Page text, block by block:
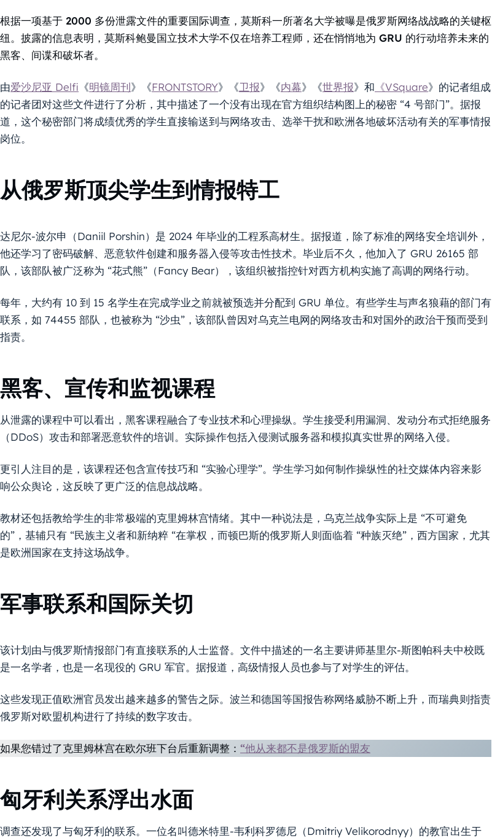
根据一项基于 2000 多份泄露文件的重要国际调查，莫斯科一所著名大学被曝是俄罗斯网络战战略的关键枢
纽。披露的信息表明，莫斯科鲍曼国立技术大学不仅在培养工程师，还在悄悄地为 GRU 的行动培养未来的
黑客、间谍和破坏者。
由爱沙尼亚 Delfi 《明镜周刊》《FRONTSTORY》《卫报》《内幕》《世界报》和 《VSquare》的记者组成
的记者团对这些文件进行了分析，其中描述了一个没有出现在官方组织结构图上的秘密 “4 号部门”。据报
道，这个秘密部门将成绩优秀的学生直接输送到与网络攻击、选举干扰和欧洲各地破坏活动有关的军事情报
岗位。
从俄罗斯顶尖学生到情报特工
达尼尔-波尔申（Daniil Porshin）是 2024 年毕业的工程系高材生。据报道，除了标准的网络安全培训外，
他还学习了密码破解、恶意软件创建和服务器入侵等攻击性技术。毕业后不久，他加入了 GRU 26165 部
队，该部队被广泛称为 “花式熊”（Fancy Bear），该组织被指控针对西方机构实施了高调的网络行动。
每年，大约有 10 到 15 名学生在完成学业之前就被预选并分配到 GRU 单位。有些学生与声名狼藉的部门有
联系，如 74455 部队，也被称为 “沙虫”，该部队曾因对乌克兰电网的网络攻击和对国外的政治干预而受到
指责。
黑客、宣传和监视课程
从泄露的课程中可以看出，黑客课程融合了专业技术和心理操纵。学生接受利用漏洞、发动分布式拒绝服务
（DDoS）攻击和部署恶意软件的培训。实际操作包括入侵测试服务器和模拟真实世界的网络入侵。
更引人注目的是，该课程还包含宣传技巧和 “实验心理学”。学生学习如何制作操纵性的社交媒体内容来影
响公众舆论，这反映了更广泛的信息战战略。
教材还包括教给学生的非常极端的克里姆林宫情绪。其中一种说法是，乌克兰战争实际上是 “不可避免
的”，基辅只有 “民族主义者和新纳粹 “在掌权，而顿巴斯的俄罗斯人则面临着 “种族灭绝”，西方国家，尤其
是欧洲国家在支持这场战争。
军事联系和国际关切
该计划由与俄罗斯情报部门有直接联系的人士监督。文件中描述的一名主要讲师基里尔-斯图帕科夫中校既
是一名学者，也是一名现役的 GRU 军官。据报道，高级情报人员也参与了对学生的评估。
这些发现正值欧洲官员发出越来越多的警告之际。波兰和德国等国报告称网络威胁不断上升，而瑞典则指责
俄罗斯对欧盟机构进行了持续的数字攻击。
如果您错过了克里姆林宫在欧尔班下台后重新调整： “他从来都不是俄罗斯的盟友
匈牙利关系浮出水面
调查还发现了与匈牙利的联系。一位名叫德米特里-韦利科罗德尼（Dmitriy Velikorodnyy）的教官出生于